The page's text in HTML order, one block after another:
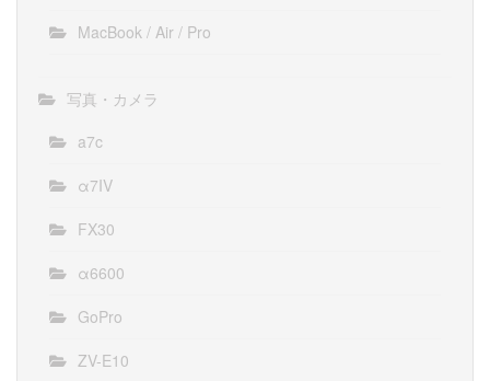
MacBook / Air / Pro
写真・カメラ
a7c
α7IV
FX30
α6600
GoPro
ZV-E10